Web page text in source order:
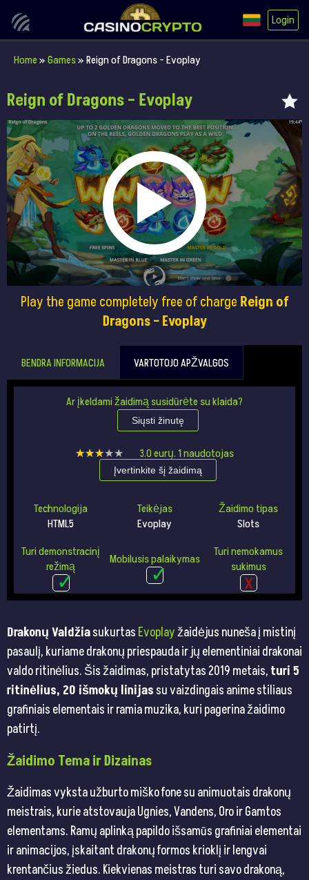
Login
Home»Games»Reign of Dragons – Evoplay
Reign of Dragons – Evoplay
Play the game completely free of charge Reign of
Dragons – Evoplay
BENDRA INFORMACIJA VARTOTOJO APŽVALGOS
Ar įkeldami žaidimą susidūrėte su klaida?
Siųsti žinutę
★★★★★
★★★★★ 3.0eurų.1naudotojas
Įvertinkite šį žaidimą
Technologija
HTML5
Teikėjas
Evoplay
Žaidimo tipas
Slots
Turi demonstracinį
režimą
Mobilusis palaikymas
Turi nemokamus
sukimus
Drakonų Valdžiasukurtas Evoplayžaidėjus nuneša į mistinį
pasaulį, kuriame drakonų priespauda ir jų elementiniai drakonai
valdo ritinėlius. Šis žaidimas, pristatytas 2019 metais, turi 5
ritinėlius, 20 išmokų linijassu vaizdingais anime stiliaus
grafiniais elementais ir ramia muzika, kuri pagerina žaidimo
patirtį.
Žaidimo Tema ir Dizainas
Žaidimas vyksta užburto miško fone su animuotais drakonų
meistrais, kurie atstovauja Ugnies, Vandens, Oro ir Gamtos
elementams. Ramų aplinką papildo išsamūs grafiniai elementai
ir animacijos, įskaitant drakonų formos krioklį ir lengvai
krentančius žiedus. Kiekvienas meistras turi savo drakoną,